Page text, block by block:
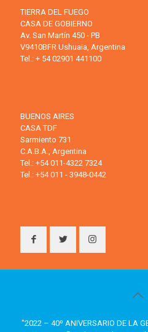
TIERRA DEL FUEGO
CASA DE GOBIERNO
Av. San Martín 450 - PB
V9410BFR Ushuaia, Argentina
Tel.: + 54 02901 441100
BUENOS AIRES
CASA TDF
Sarmiento 731
C.A.B.A., Argentina
Tel.: +54 011-4322 7324
Tel.: +54 011 - 3948-0442
"2022 – 40º ANIVERSARIO DE LA